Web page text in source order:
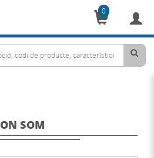
0
ON SOM